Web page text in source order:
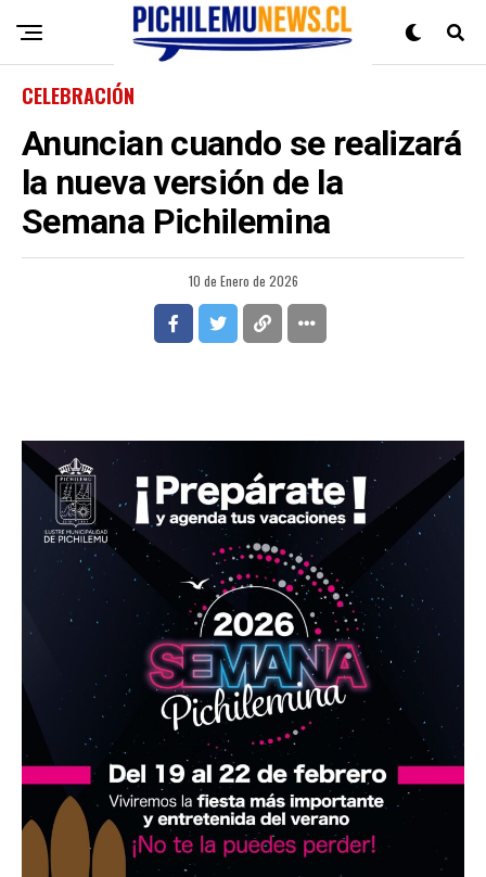
CELEBRACIÓN
Anuncian cuando se realizará
la nueva versión de la
Semana Pichilemina
10 de Enero de 2026